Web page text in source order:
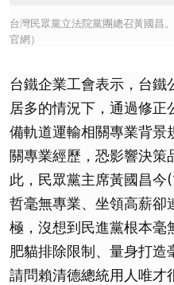
台灣民眾黨立法院黨團總召黃國昌
官網）
台鐵企業工會表示，台鐵
居多的情況下，通過修
備軌道運輸相關專業背景
關專業經歷，恐影響決
此，民眾黨主席黃國昌今
哲毫無專業、坐領高薪卻
極，沒想到民進黨根本毫
肥貓排除限制、量身打造
請問賴清德總統用人唯才